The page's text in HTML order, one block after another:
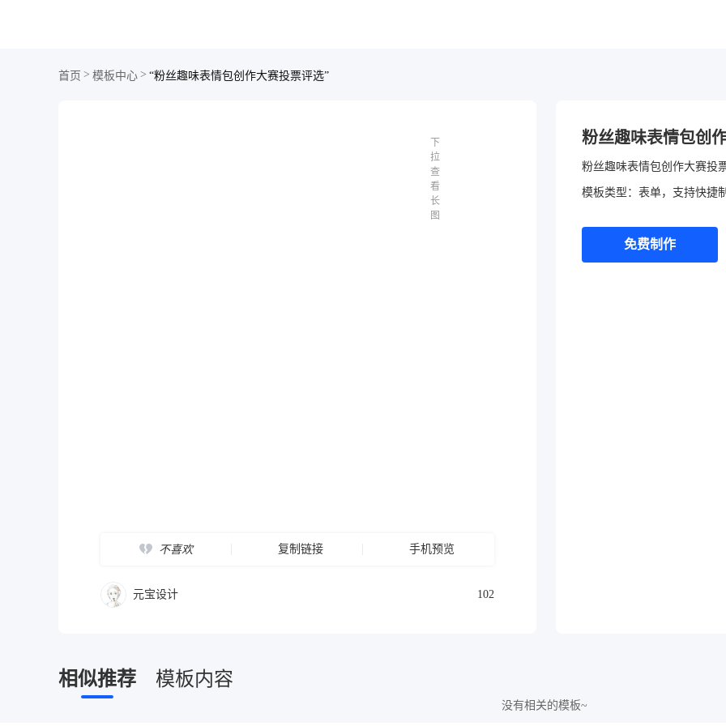
首页 > 模板中心 > “粉丝趣味表情包创作大赛投票评选”
下
拉
查
看
长
图
不喜欢 复制链接 手机预览
元宝设计 102
粉丝趣味表情包创
粉丝趣味表情包创作大赛投
模板类型：表单，支持快捷
免费制作
相似推荐 模板内容
没有相关的模板~